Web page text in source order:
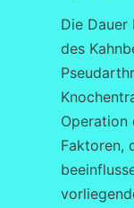
Die Dauer
des
Operation
Faktoren,